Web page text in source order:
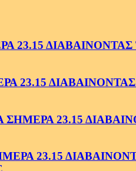
ΔΙΑΒΑΙΝΟΝΤΑΣ
23.15
23.15